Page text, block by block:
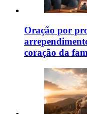
Oração por
coração da